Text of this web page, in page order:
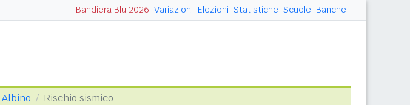
Bandiera Blu 2026 Variazioni Elezioni Statistiche Scuole Banche
Rischio sismico